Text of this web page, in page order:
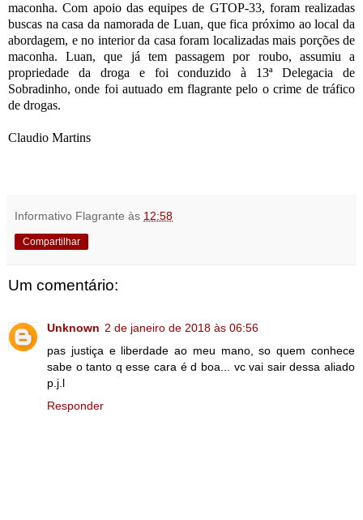
maconha. Com apoio das equipes de GTOP-33, foram realizadas
buscas na casa da namorada de Luan, que fica próximo ao local da
abordagem, e no interior da casa foram localizadas mais porções de
maconha. Luan, que já tem passagem por roubo, assumiu a
propriedade da droga e foi conduzido à 13ª Delegacia de
Sobradinho, onde foi autuado em flagrante pelo o crime de tráfico
de drogas.
Claudio Martins
Informativo Flagrante às 12:58
Compartilhar
Um comentário:
Unknown 2 de janeiro de 2018 às 06:56
pas justiça e liberdade ao meu mano, so quem conhece
sabe o tanto q esse cara é d boa... vc vai sair dessa aliado
p.j.l
Responder